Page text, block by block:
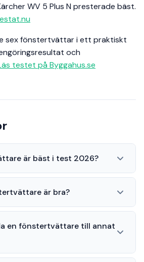
WV 5 Plus N presterade bäst.
sex fönstertvättar i ett praktiskt
och
testet på Byggahus.se
är bäst i test 2026?
är bra?
en fönstertvättare till annat